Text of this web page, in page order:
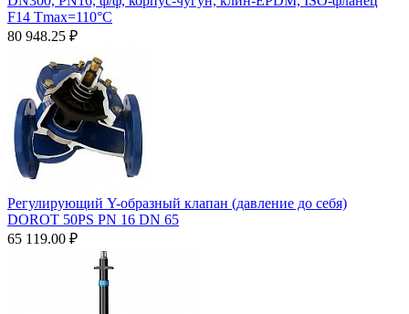
F14 Tmax=110°С
80 948.25 ₽
Регулирующий Y-образный клапан (давление до себя)
DOROT 50PS PN 16 DN 65
65 119.00 ₽